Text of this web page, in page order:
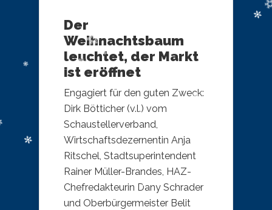
Der
Weihnachtsbaum
leuchtet, der Markt
ist eröffnet
Engagiert für den guten Zweck:
Dirk Bötticher (v.l.) vom
Schaustellerverband,
Wirtschaftsdezernentin Anja
Ritschel, Stadtsuperintendent
Rainer Müller-Brandes, HAZ-
Chefredakteurin Dany Schrader
und Oberbürgermeister Belit